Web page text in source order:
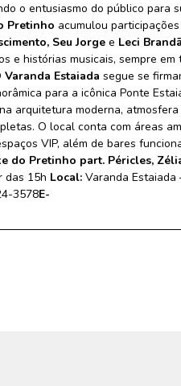
o entusiasmo do público para
Pretinho acumulou
Seu Jorge e Leci
e histórias musicais, sempre em
Varanda Estaiada segue se
para a icônica Ponte
arquitetura moderna,
O local conta com áreas
VIP, além de bares
do Pretinho part. Péricles,
das 15h Local: Varanda Estaiada
3578E-